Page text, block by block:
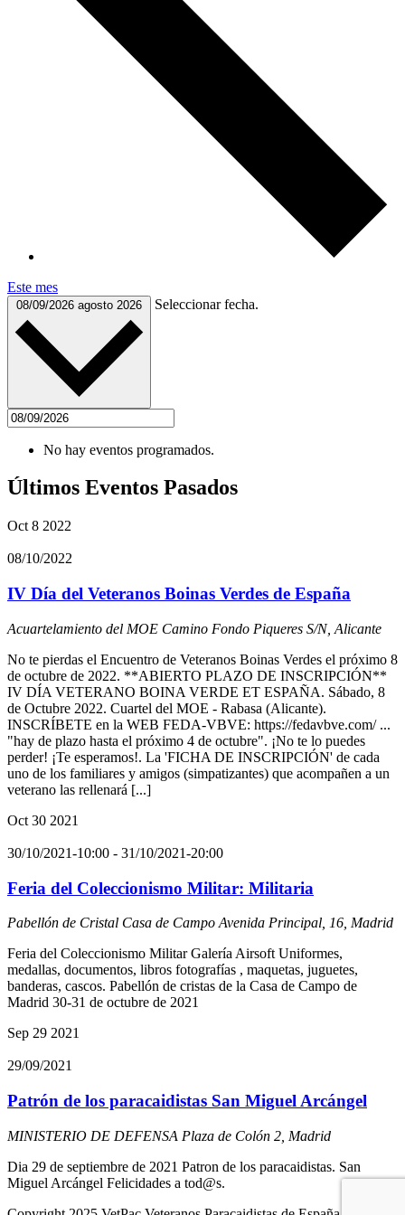
Este mes
08/09/2026 agosto 2026 Seleccionar fecha.
No hay eventos programados.
Últimos Eventos Pasados
Oct 8 2022
08/10/2022
IV Día del Veteranos Boinas Verdes de España
Acuartelamiento del MOE Camino Fondo Piqueres S/N, Alicante
No te pierdas el Encuentro de Veteranos Boinas Verdes el próximo 8
de octubre de 2022. **ABIERTO PLAZO DE INSCRIPCIÓN**
IV DÍA VETERANO BOINA VERDE ET ESPAÑA. Sábado, 8
de Octubre 2022. Cuartel del MOE - Rabasa (Alicante).
INSCRÍBETE en la WEB FEDA-VBVE: https://fedavbve.com/ ...
"hay de plazo hasta el próximo 4 de octubre". ¡No te lo puedes
perder! ¡Te esperamos!. La 'FICHA DE INSCRIPCIÓN' de cada
uno de los familiares y amigos (simpatizantes) que acompañen a un
veterano las rellenará [...]
Oct 30 2021
30/10/2021-10:00 - 31/10/2021-20:00
Feria del Coleccionismo Militar: Militaria
Pabellón de Cristal Casa de Campo Avenida Principal, 16, Madrid
Feria del Coleccionismo Militar Galería Airsoft Uniformes,
medallas, documentos, libros fotografías , maquetas, juguetes,
banderas, cascos. Pabellón de cristas de la Casa de Campo de
Madrid 30-31 de octubre de 2021
Sep 29 2021
29/09/2021
Patrón de los paracaidistas San Miguel Arcángel
MINISTERIO DE DEFENSA Plaza de Colón 2, Madrid
Dia 29 de septiembre de 2021 Patron de los paracaidistas. San
Miguel Arcángel Felicidades a tod@s.